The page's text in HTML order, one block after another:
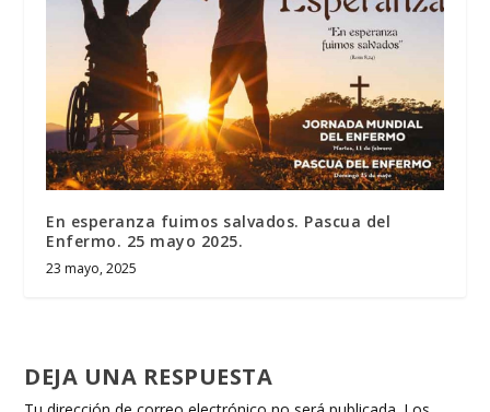
En esperanza fuimos salvados. Pascua del
Enfermo. 25 mayo 2025.
23 mayo, 2025
DEJA UNA RESPUESTA